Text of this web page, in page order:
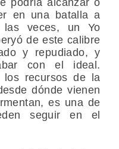
en una batalla a
veces, un Yo
de este calibre
y repudiado, y
con el ideal.
los recursos de la
dónde vienen
es una de
seguir en el